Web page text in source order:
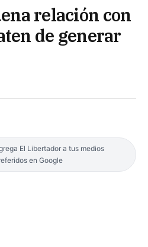
relación con
de generar
El Libertador a tus medios
en Google